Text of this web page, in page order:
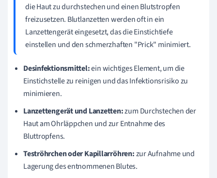
die Haut zu durchstechen und einen Blutstropfen
freizusetzen. Blutlanzetten werden oft in ein
Lanzettengerät eingesetzt, das die Einstichtiefe
einstellen und den schmerzhaften "Prick" minimiert.
Desinfektionsmittel:ein wichtiges Element, um die
Einstichstelle zu reinigen und das Infektionsrisiko zu
minimieren.
Lanzettengerät und Lanzetten:zum Durchstechen der
Haut am Ohrläppchen und zur Entnahme des
Bluttropfens.
Teströhrchen oder Kapillarröhren:zur Aufnahme und
Lagerung des entnommenen Blutes.